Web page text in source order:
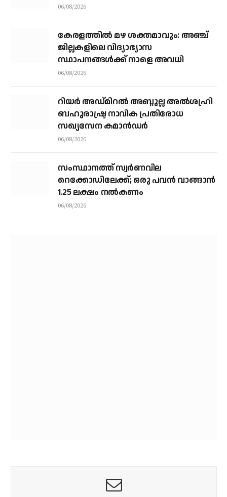
06/08/2026
കേരളത്തില്‍ മഴ ശക്തമാവും: അഞ്ച്
ജില്ലകളിലെ വിദ്യാഭ്യാസ
സ്ഥാപനങ്ങള്‍ക്ക് നാളെ അവധി
06/08/2026
റിയര്‍ അഡ്മിറല്‍ അബ്ദുല്ല അല്‍ശഹ്രി
ബഹുരാഷ്ട്ര നാവിക പ്രതിരോധ
സഖ്യസേന കമാന്‍ഡര്‍
06/08/2026
സംസ്ഥാനത്ത് സ്വര്‍ണവില
റെക്കോഡിലേക്ക്; ഒരു പവന്‍ വാങ്ങാന്‍
1.25 ലക്ഷം നല്‍കണം
06/08/2026